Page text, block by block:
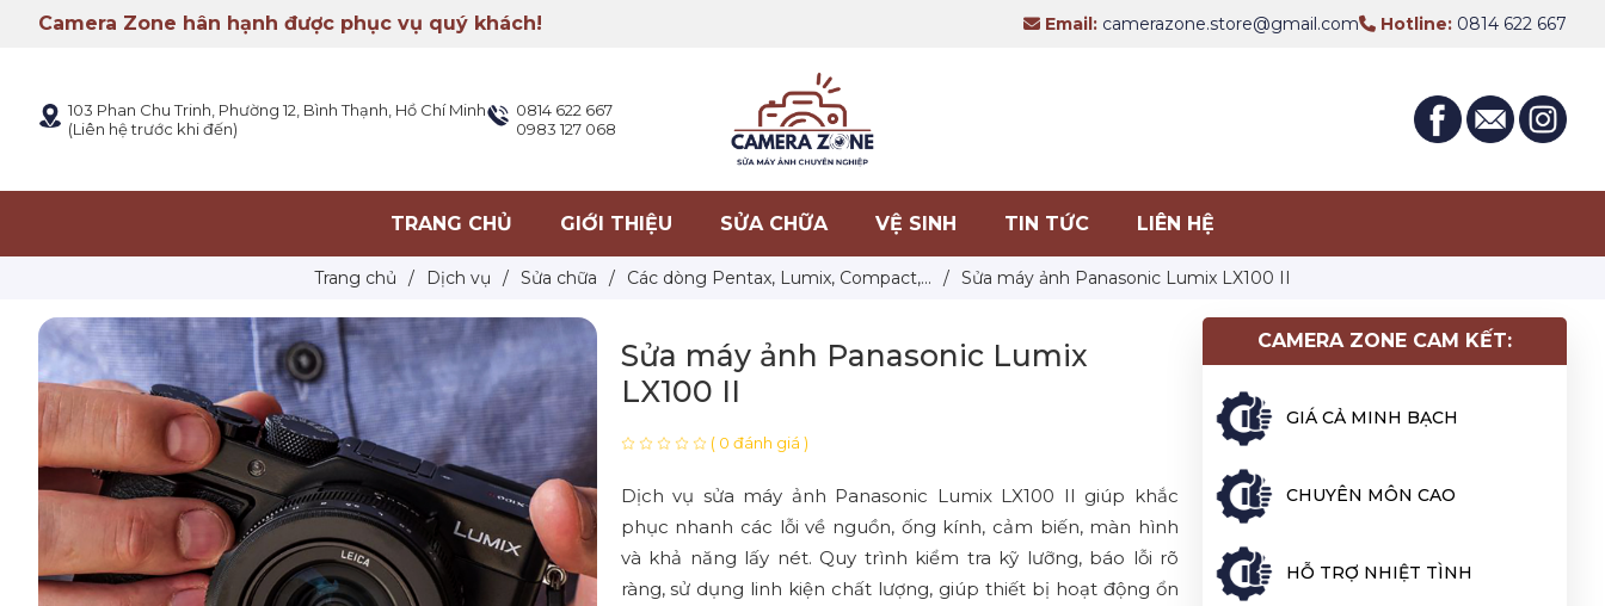
Camera Zone hân hạnh được phục vụ quý khách! Email: camerazone.store@gmail.com Hotline: 0814 622 667
103 Phan Chu Trinh, Phường 12, Bình Thạnh, Hồ Chí Minh
(Liên hệ trước khi đến)
0814 622 667
0983 127 068
TRANG CHỦ GIỚI THIỆU SỬA CHỮA VỆ SINH TIN TỨC LIÊN HỆ
Trang chủ / Dịch vụ / Sửa chữa / Các dòng Pentax, Lumix, Compact,... / Sửa máy ảnh Panasonic Lumix LX100 II
Sửa máy ảnh Panasonic Lumix
LX100 II
( 0 đánh giá )
Dịch vụ sửa máy ảnh Panasonic Lumix LX100 II giúp khắc
phục nhanh các lỗi về nguồn, ống kính, cảm biến, màn hình
và khả năng lấy nét. Quy trình kiểm tra kỹ lưỡng, báo lỗi rõ
ràng, sử dụng linh kiện chất lượng, giúp thiết bị hoạt động ổn
CAMERA ZONE CAM KẾT:
GIÁ CẢ MINH BẠCH
CHUYÊN MÔN CAO
HỖ TRỢ NHIỆT TÌNH